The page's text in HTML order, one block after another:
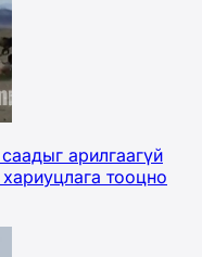
арилгаагүй
тооцно